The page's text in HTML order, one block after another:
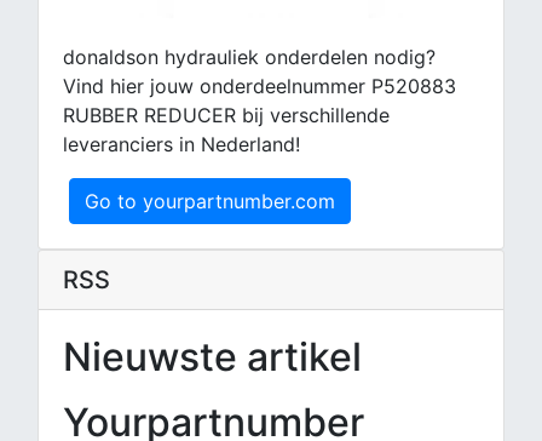
donaldson hydrauliek onderdelen nodig?
Vind hier jouw onderdeelnummer P520883
RUBBER REDUCER bij verschillende
leveranciers in Nederland!
Go to yourpartnumber.com
RSS
Nieuwste artikel
Yourpartnumber